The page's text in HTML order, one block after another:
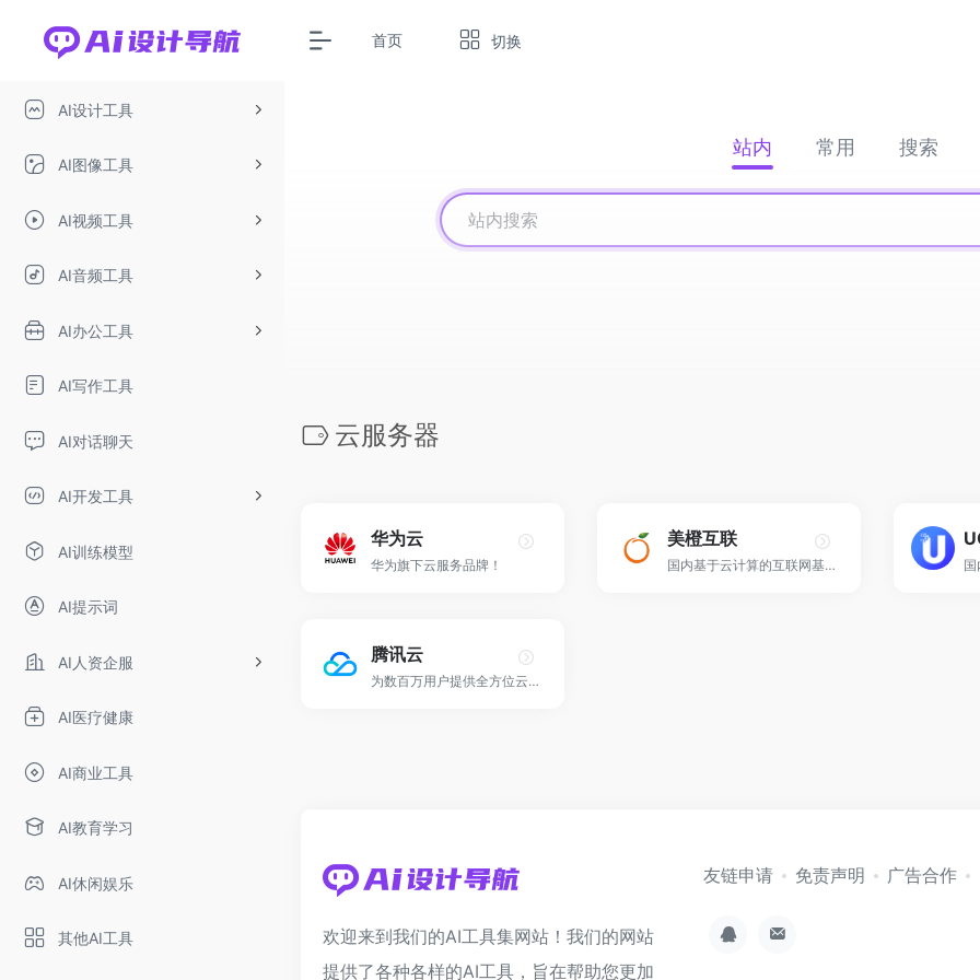
AI设计工具
AI图像工具
AI视频工具
AI音频工具
AI办公工具
AI写作工具
AI对话聊天
AI开发工具
AI训练模型
AI提示词
AI人资企服
AI医疗健康
AI商业工具
AI教育学习
AI休闲娱乐
其他AI工具
首页 切换
站内 常用 搜索
云服务器
华为云
华为旗下云服务品牌！
美橙互联
国内基于云计算的互联网基础服务提供商！
腾讯云
为数百万用户提供全方位云服务和各行业解决方案！
欢迎来到我们的AI工具集网站！我们的网站
提供了各种各样的AI工具，旨在帮助您更加
友链申请 免责声明 广告合作